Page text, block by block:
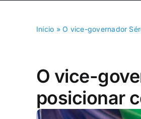
Início »O vice-governador
O vice-
posicionar